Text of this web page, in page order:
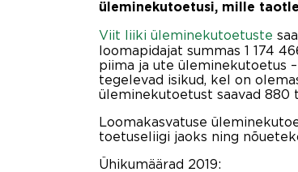
üleminekutoetusi, mille
Viit liiki üleminekutoetuste
loomapidajat summas 1 174
piima ja ute üleminekutoetus
tegelevad isikud, kel on
üleminekutoetust saavad 880
Loomakasvatuse
toetuseliigi jaoks ning
Ühikumäärad 2019: